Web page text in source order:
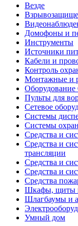
Везде
Домофоны и
Инструменты
Источники
Кабели и
Контроль
Монтажные и
Пульты для
Сетевое
Системы
Системы
Средства и
Средства и
трансляции
Средства и
Средства и
Средства
Шкафы, щиты
Шлагбаумы и
Умный дом